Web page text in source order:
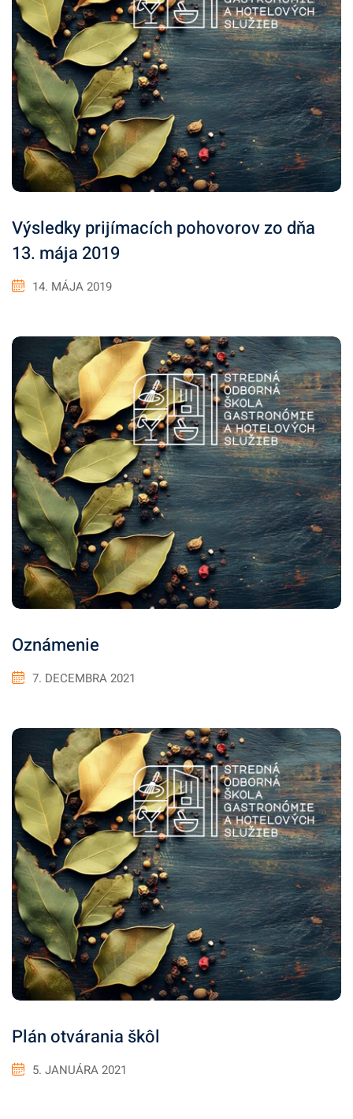
Výsledky prijímacích pohovorov zo dňa
13. mája 2019
14. MÁJA 2019
Oznámenie
7. DECEMBRA 2021
Plán otvárania škôl
5. JANUÁRA 2021